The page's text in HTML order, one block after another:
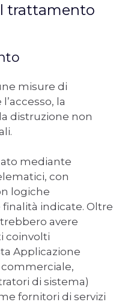
trattamento
misure di
la
distruzione non
mediante
con
logiche
indicate. Oltre
avere
coinvolti
Applicazione
di sistema)
fornitori di servizi